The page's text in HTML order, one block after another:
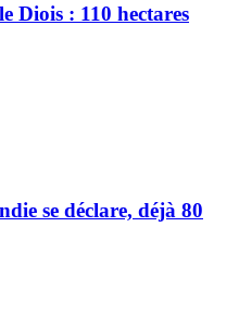
Diois : 110 hectares
se déclare, déjà 80